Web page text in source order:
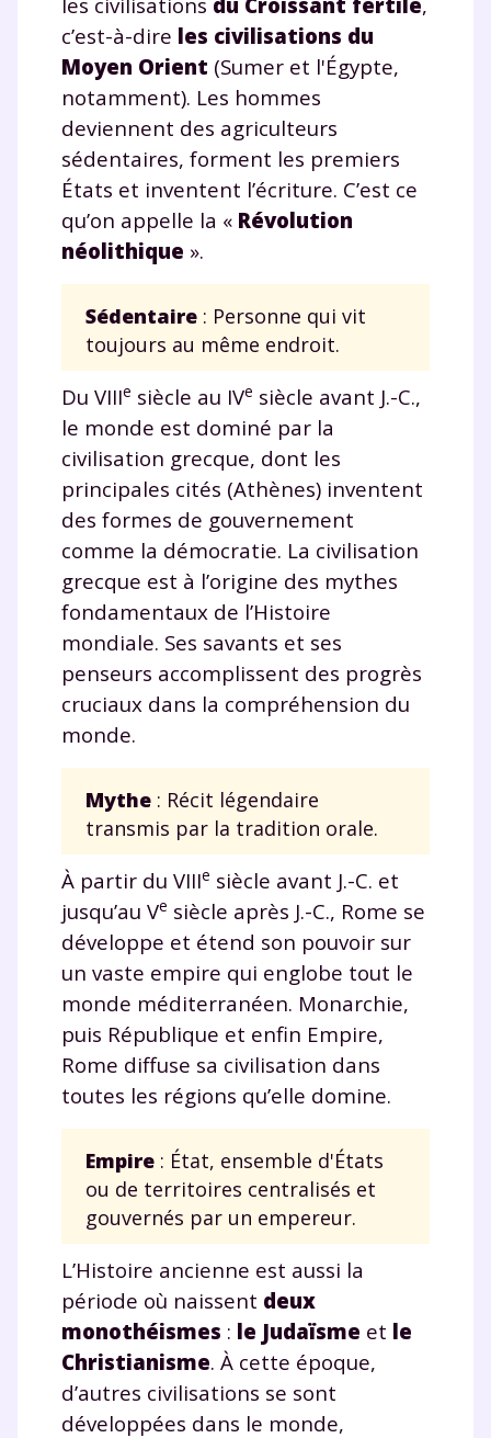
c’est-à-dire les civilisations du
Moyen Orient (Sumer et l'Égypte,
notamment). Les hommes
deviennent des agriculteurs
sédentaires, forment les premiers
États et inventent l’écriture. C’est ce
qu’on appelle la « Révolution
néolithique ».
Sédentaire : Personne qui vit
toujours au même endroit.
Du VIIIe siècle au IVe siècle avant J.-C.,
le monde est dominé par la
civilisation grecque, dont les
principales cités (Athènes) inventent
des formes de gouvernement
comme la démocratie. La civilisation
grecque est à l’origine des mythes
fondamentaux de l’Histoire
mondiale. Ses savants et ses
penseurs accomplissent des progrès
cruciaux dans la compréhension du
monde.
Mythe : Récit légendaire
transmis par la tradition orale.
À partir du VIIIe siècle avant J.-C. et
jusqu’au Ve siècle après J.-C., Rome se
développe et étend son pouvoir sur
un vaste empire qui englobe tout le
monde méditerranéen. Monarchie,
puis République et enfin Empire,
Rome diffuse sa civilisation dans
toutes les régions qu’elle domine.
Empire : État, ensemble d'États
ou de territoires centralisés et
gouvernés par un empereur.
L’Histoire ancienne est aussi la
période où naissent deux
monothéismes : le Judaïsme et le
Christianisme. À cette époque,
d’autres civilisations se sont
développées dans le monde,